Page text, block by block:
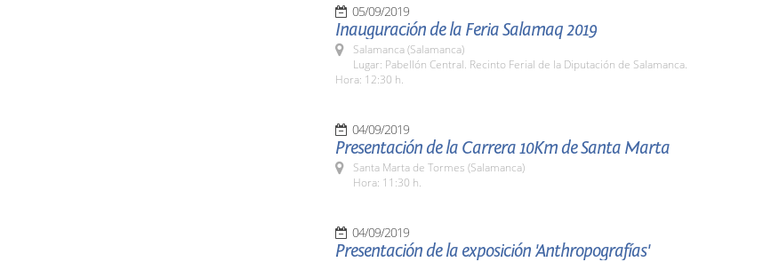
05/09/2019
Inauguración de la Feria Salamaq 2019
Salamanca (Salamanca)
Lugar: Pabellón Central. Recinto Ferial de la Diputación de Salamanca.
Hora: 12:30 h.
04/09/2019
Presentación de la Carrera 10Km de Santa Marta
Santa Marta de Tormes (Salamanca)
Hora: 11:30 h.
04/09/2019
Presentación de la exposición 'Anthropografías'